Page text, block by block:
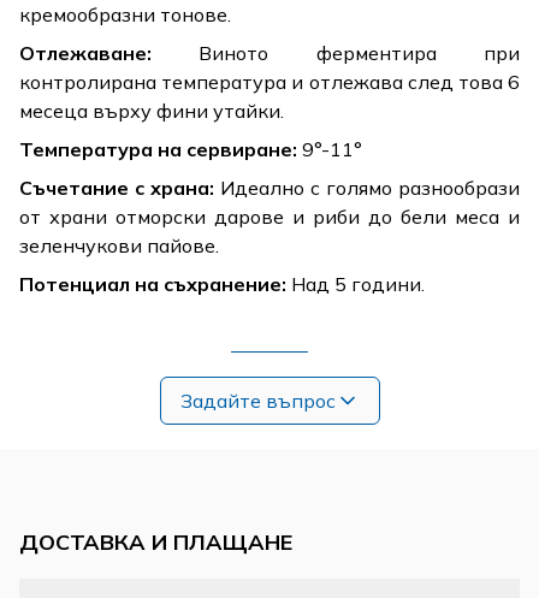
кремообразни тонове.
Отлежаване: Виното ферментира при
контролирана температура и отлежава след това 6
месеца върху фини утайки.
Температура на сервиране: 9°-11°
Съчетание с храна: Идеално с голямо разнообрази
от храни отморски дарове и риби до бели меса и
зеленчукови пайове.
Потенциал на съхранение: Над 5 години.
Задайте въпрос
ДОСТАВКА И ПЛАЩАНЕ